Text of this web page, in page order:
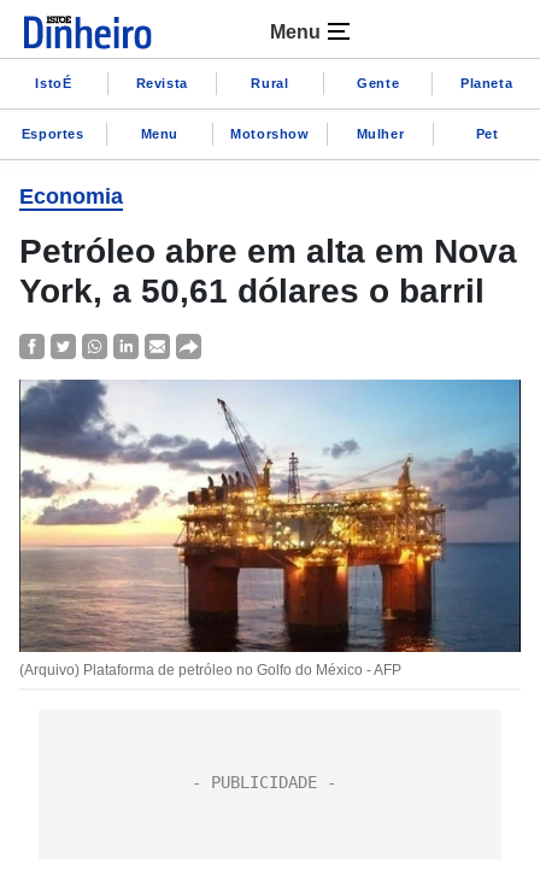
Menu
IstoÉ Revista Rural Gente Planeta
Esportes Menu Motorshow Mulher Pet
Economia
Petróleo abre em alta em Nova
York, a 50,61 dólares o barril
(Arquivo) Plataforma de petróleo no Golfo do México - AFP